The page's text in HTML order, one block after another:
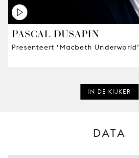
PASCAL DUSAPIN
Presenteert ‘Macbeth Underworld’
IN DE KIJKER
DATA